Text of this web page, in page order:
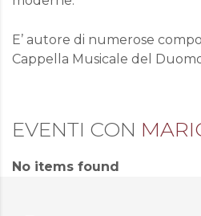
E’ autore di numerose
Cappella Musicale del
EVENTI CON
No items found